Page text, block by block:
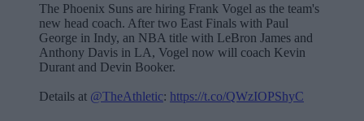
The Phoenix Suns are hiring Frank Vogel as the team's
new head coach. After two East Finals with Paul
George in Indy, an NBA title with LeBron James and
Anthony Davis in LA, Vogel now will coach Kevin
Durant and Devin Booker.
Details at @TheAthletic: https://t.co/QWzIOPShyC